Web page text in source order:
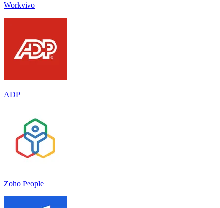
Workvivo
ADP
Zoho People